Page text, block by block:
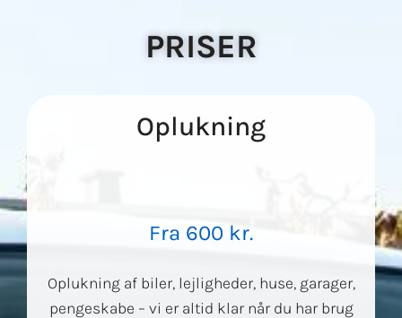
PRISER
Oplukning
Fra 600 kr.
Oplukning af biler, lejligheder, huse, garager,
pengeskabe – vi er altid klar når du har brug